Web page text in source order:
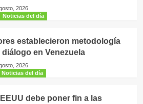
2026
Noticias del día
establecieron metodología
en Venezuela
2026
Noticias del día
debe poner fin a las